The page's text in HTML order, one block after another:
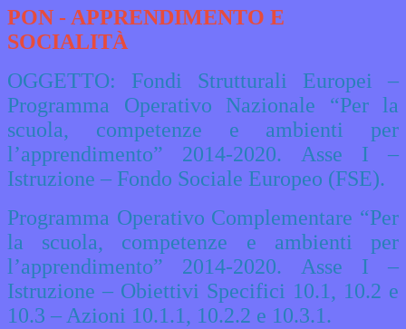
PON - APPRENDIMENTO E
SOCIALITÀ
OGGETTO: Fondi Strutturali Europei –
Programma Operativo Nazionale “Per la
scuola, competenze e ambienti per
l’apprendimento” 2014-2020. Asse I –
Istruzione – Fondo Sociale Europeo (FSE).
Programma Operativo Complementare “Per
la scuola, competenze e ambienti per
l’apprendimento” 2014-2020. Asse I –
Istruzione – Obiettivi Specifici 10.1, 10.2 e
10.3 – Azioni 10.1.1, 10.2.2 e 10.3.1.